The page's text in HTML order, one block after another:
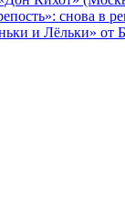
снова в
и Лёльки» от